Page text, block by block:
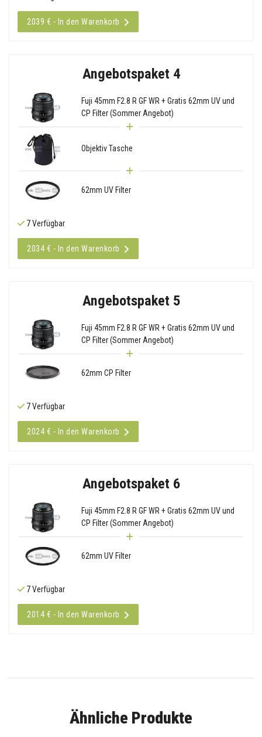
2039 € - In den Warenkorb
Angebotspaket 4
Fuji 45mm F2.8 R GF WR + Gratis 62mm UV und
CP Filter (Sommer Angebot)
Objektiv Tasche
62mm UV Filter
7 Verfügbar
2034 € - In den Warenkorb
Angebotspaket 5
Fuji 45mm F2.8 R GF WR + Gratis 62mm UV und
CP Filter (Sommer Angebot)
62mm CP Filter
7 Verfügbar
2024 € - In den Warenkorb
Angebotspaket 6
Fuji 45mm F2.8 R GF WR + Gratis 62mm UV und
CP Filter (Sommer Angebot)
62mm UV Filter
7 Verfügbar
2014 € - In den Warenkorb
Ähnliche Produkte